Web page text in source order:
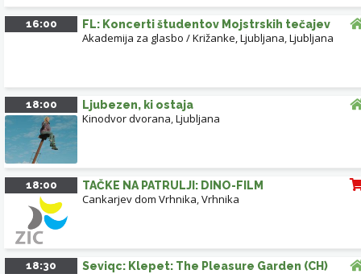
16:00 FL: Koncerti študentov Mojstrskih tečajev
Akademija za glasbo / Križanke, Ljubljana,Ljubljana
18:00 Ljubezen, ki ostaja
Kinodvor dvorana,Ljubljana
18:00 TAČKE NA PATRULJI: DINO-FILM
Cankarjev dom Vrhnika,Vrhnika
18:30 Seviqc: Klepet: The Pleasure Garden (CH)